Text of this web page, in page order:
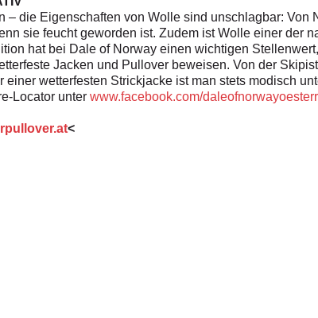
– die Eigenschaften von Wolle sind unschlagbar: Von
sie feucht geworden ist. Zudem ist Wolle einer der
hat bei Dale of Norway einen wichtigen
Jacken und Pullover beweisen. Von der
wetterfesten Strickjacke ist man stets modisch
Locator unter www.facebook.com/
<